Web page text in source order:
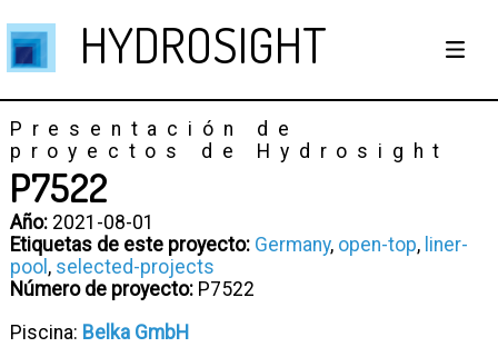
HYDROSIGHT
Presentación de
proyectos de Hydrosight
P7522
Año:2021-08-01
Etiquetas de este proyecto: Germany, open-top, liner-
pool , selected-projects
Número de proyecto:P7522
Piscina: Belka GmbH